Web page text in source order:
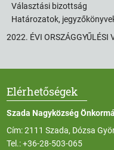
Választási bizottság
Határozatok,
2022. ÉVI ORSZÁGGYŰLÉSI
Elérhetőségek
Szada Nagyközség
Cím: 2111 Szada, Dózsa
Tel.:+36-28-503-065